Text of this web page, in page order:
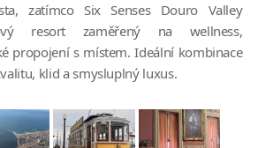
zatímco Six Senses Douro Valley
resort zaměřený na wellness,
propojení s místem. Ideální kombinace
klid a smysluplný luxus.